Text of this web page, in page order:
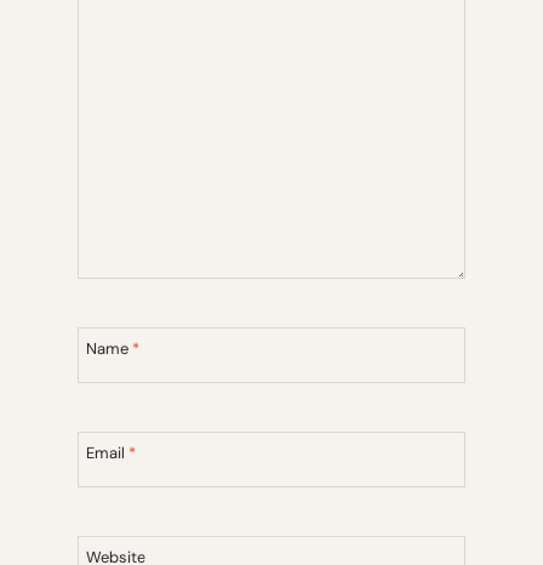
Name *
Email *
Website